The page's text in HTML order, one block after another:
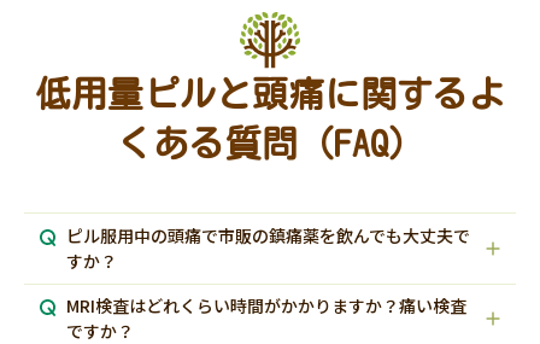
低用量ピルと頭痛に関するよ
くある質問（FAQ）
ピル服用中の頭痛で市販の鎮痛薬を飲んでも大丈夫で
すか？
MRI検査はどれくらい時間がかかりますか？痛い検査
ですか？